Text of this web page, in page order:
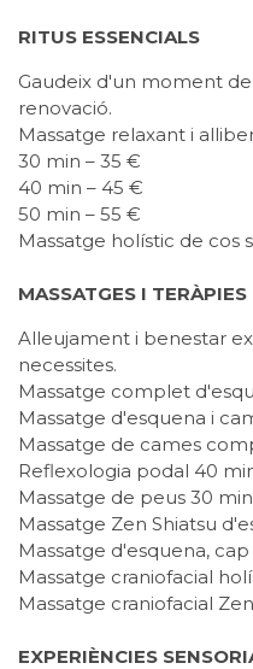
RITUS ESSENCIALS
Gaudeix d'un moment
renovació.
Massatge relaxant i
30 min – 35 €
40 min – 45 €
50 min – 55 €
Massatge holístic de cos
MASSATGES I
Alleujament i benestar
necessites.
Massatge complet
Massatge d'esquena i
Massatge de cames
Reflexologia podal 40
Massatge de peus 30
Massatge Zen Shiatsu
Massatge d'esquena,
Massatge craniofacial
Massatge craniofacial
EXPERIÈNCIES